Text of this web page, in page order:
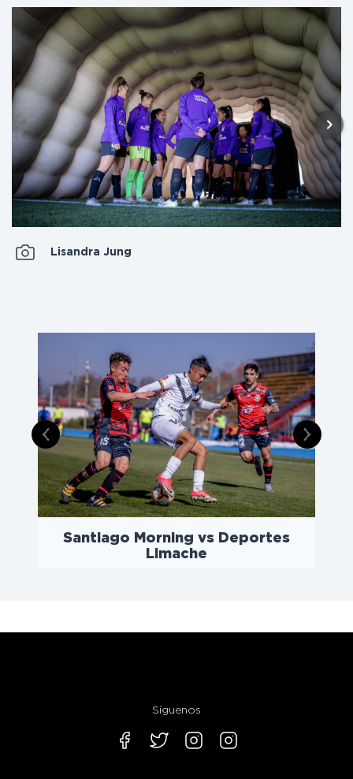
Lisandra Jung
prev next
Santiago Morning vs Deportes
Limache
Síguenos